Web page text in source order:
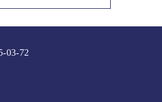
03-72